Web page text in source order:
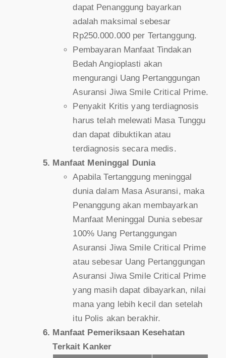
dapat Penanggung bayarkan
adalah maksimal sebesar
Rp250.000.000 per Tertanggung.
Pembayaran Manfaat Tindakan
Bedah Angioplasti akan
mengurangi Uang Pertanggungan
Asuransi Jiwa Smile Critical Prime.
Penyakit Kritis yang terdiagnosis
harus telah melewati Masa Tunggu
dan dapat dibuktikan atau
terdiagnosis secara medis.
Manfaat Meninggal Dunia
Apabila Tertanggung meninggal
dunia dalam Masa Asuransi, maka
Penanggung akan membayarkan
Manfaat Meninggal Dunia sebesar
100% Uang Pertanggungan
Asuransi Jiwa Smile Critical Prime
atau sebesar Uang Pertanggungan
Asuransi Jiwa Smile Critical Prime
yang masih dapat dibayarkan, nilai
mana yang lebih kecil dan setelah
itu Polis akan berakhir.
Manfaat Pemeriksaan Kesehatan
Terkait Kanker